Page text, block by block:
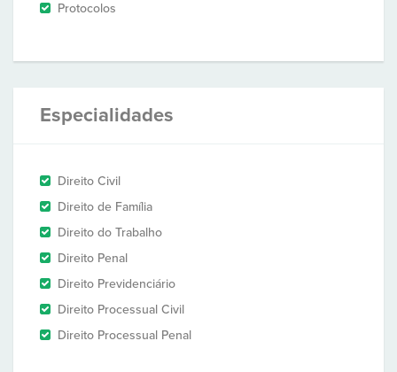
Protocolos
Especialidades
Direito Civil
Direito de Família
Direito do Trabalho
Direito Penal
Direito Previdenciário
Direito Processual Civil
Direito Processual Penal